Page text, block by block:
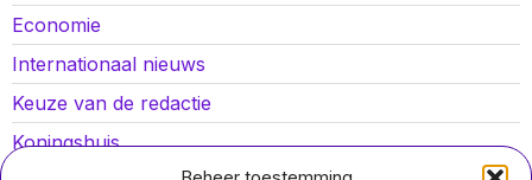
Economie
Internationaal nieuws
Keuze van de redactie
Koningshuis